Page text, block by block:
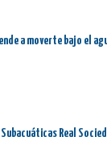
a moverte bajo el
Real